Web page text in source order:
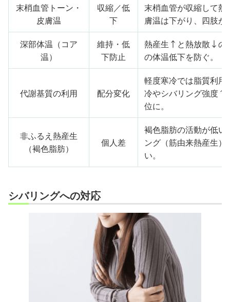
末梢血管トーン・
皮膚温
収縮／低
下
末梢血管が収縮して
膚温は下がり、四肢
深部体温（コア
温）
維持・低
下防止
熱産生↑と熱放散↓の
の体温低下を防ぐ。
代謝基質の利用 配分変化
軽度寒冷では脂質利用
冷やシバリング強度↑
位に。
非ふるえ熱産生
（褐色脂肪）
個人差
褐色脂肪の活動が低い
ング（筋由来熱産生）
い。
シバリングへの対応